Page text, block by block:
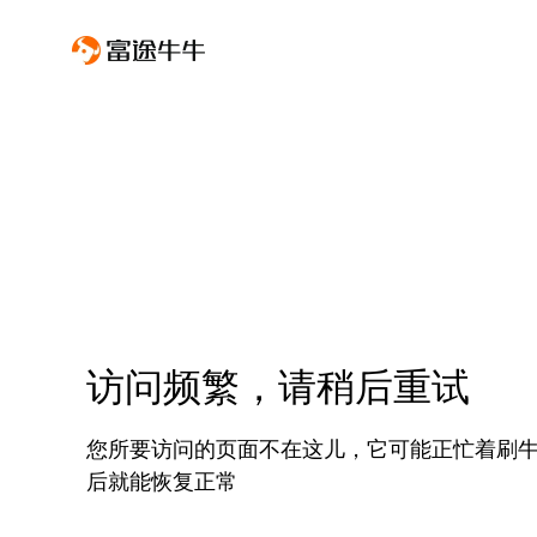
访问频繁，请稍后重试
您所要访问的页面不在这儿，它可能正忙着刷
后就能恢复正常